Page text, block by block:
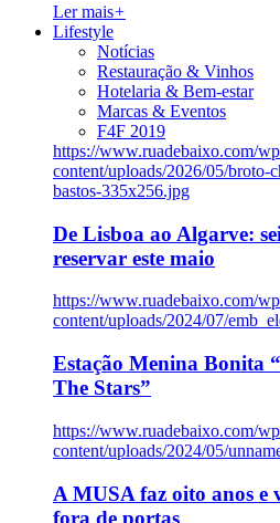
Ler mais+
Lifestyle
Notícias
Restauração & Vinhos
Hotelaria & Bem-estar
Marcas & Eventos
F4F 2019
https://www.ruadebaixo.com/
content/uploads/2026/05/broto-
bastos-335x256.jpg
De Lisboa ao Algarve:
reservar este maio
https://www.ruadebaixo.com/
content/uploads/2024/07/
Estação Menina Bonita
The Stars”
https://www.ruadebaixo.com/
content/uploads/2024/05/
A MUSA faz oito anos e
fora de portas